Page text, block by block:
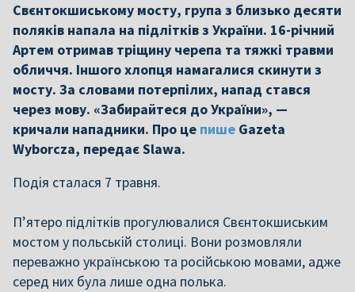
Свєнтокшиському мосту, група з близько десяти
поляків напала на підлітків з України. 16-річний
Артем отримав тріщину черепа та тяжкі травми
обличчя. Іншого хлопця намагалися скинути з
мосту. За словами потерпілих, напад стався
через мову. «Забирайтеся до України», —
кричали нападники. Про це пише Gazeta
Wyborcza, передає Slawa.
Подія сталася 7 травня.
П’ятеро підлітків прогулювалися Cвєнтокшиським
мостом у польській столиці. Вони розмовляли
переважно українською та російською мовами, адже
серед них була лише одна полька.